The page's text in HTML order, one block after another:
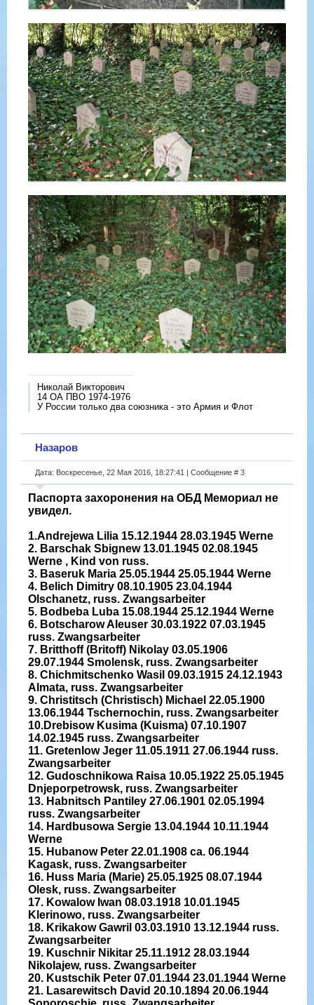
Николай Викторович
14 ОА ПВО 1974-1976
У России только два союзника - это Армия и Флот
Назаров
Дата: Воскресенье, 22 Мая 2016, 18:27:41 | Сообщение # 3
Паспорта захоронения на ОБД Мемориал не
увидел.
1.Andrejewa Lilia 15.12.1944 28.03.1945 Werne
2. Barschak Sbignew 13.01.1945 02.08.1945
Werne , Kind von russ.
3. Baseruk Maria 25.05.1944 25.05.1944 Werne
4. Belich Dimitry 08.10.1905 23.04.1944
Olschanetz, russ. Zwangsarbeiter
5. Bodbeba Luba 15.08.1944 25.12.1944 Werne
6. Botscharow Aleuser 30.03.1922 07.03.1945
russ. Zwangsarbeiter
7. Britthoff (Britoff) Nikolay 03.05.1906
29.07.1944 Smolensk, russ. Zwangsarbeiter
8. Chichmitschenko Wasil 09.03.1915 24.12.1943
Almata, russ. Zwangsarbeiter
9. Christitsch (Christisch) Michael 22.05.1900
13.06.1944 Tschernochin, russ. Zwangsarbeiter
10.Drebisow Kusima (Kuisma) 07.10.1907
14.02.1945 russ. Zwangsarbeiter
11. Gretenlow Jeger 11.05.1911 27.06.1944 russ.
Zwangsarbeiter
12. Gudoschnikowa Raisa 10.05.1922 25.05.1945
Dnjeporpetrowsk, russ. Zwangsarbeiter
13. Habnitsch Pantiley 27.06.1901 02.05.1994
russ. Zwangsarbeiter
14. Hardbusowa Sergie 13.04.1944 10.11.1944
Werne
15. Hubanow Peter 22.01.1908 ca. 06.1944
Kagask, russ. Zwangsarbeiter
16. Huss Maria (Marie) 25.05.1925 08.07.1944
Olesk, russ. Zwangsarbeiter
17. Kowalow Iwan 08.03.1918 10.01.1945
Klerinowo, russ. Zwangsarbeiter
18. Krikakow Gawril 03.03.1910 13.12.1944 russ.
Zwangsarbeiter
19. Kuschnir Nikitar 25.11.1912 28.03.1944
Nikolajew, russ. Zwangsarbeiter
20. Kustschik Peter 07.01.1944 23.01.1944 Werne
21. Lasarewitsch David 20.10.1894 20.06.1944